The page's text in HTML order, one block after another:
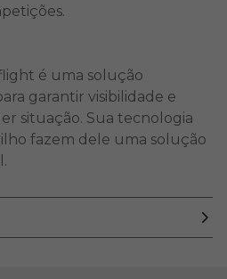
é uma solução
garantir visibilidade e
situação. Sua tecnologia
fazem dele uma solução